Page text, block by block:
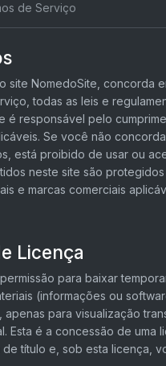
de Serviço
site NomedoSite, concorda
todas as leis e
é responsável pelo
Se você não
está proibido de usar ou
neste site são
e marcas comerciais
Licença
para baixar
(informações ou
apenas para visualização
Esta é a concessão de uma
título e, sob esta licença,